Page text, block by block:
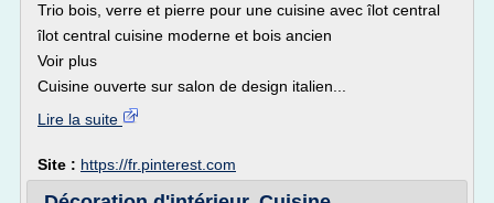
Trio bois, verre et pierre pour une cuisine avec îlot central
îlot central cuisine moderne et bois ancien
Voir plus
Cuisine ouverte sur salon de design italien...
Lire la suite
Site : https://fr.pinterest.com